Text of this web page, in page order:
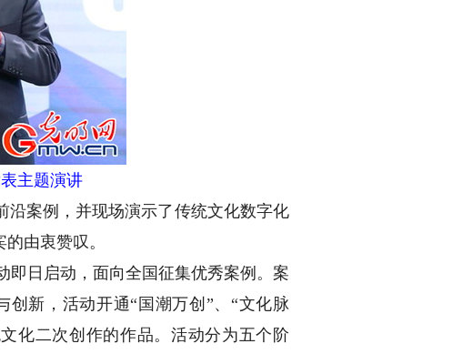
主题演讲
案例，并现场演示了传统文化数字化
由衷赞叹。
日启动，面向全国征集优秀案例。案
新，活动开通“国潮万创”、“文化脉
化二次创作的作品。活动分为五个阶